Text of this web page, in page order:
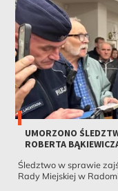
UMORZONO
ROBERTA
Śledztwo w sprawie
Rady Miejskiej w